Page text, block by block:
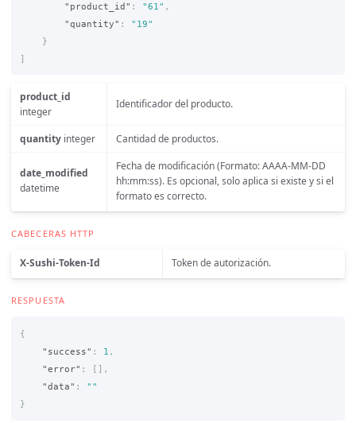
"product_id" : "61" ,
"quantity" :
"19"
}
]
product_id
integer
Identificador del producto.
quantityinteger Cantidad de productos.
date_modified
datetime
Fecha de modificación (Formato: AAAA-MM-DD
hh:mm:ss). Es opcional, solo aplica si existe y si el
formato es correcto.
CABECERAS HTTP
X-Sushi-Token-Id Token de autorización.
RESPUESTA
{
"success" : 1 ,
"error" :
[],
"data" :
""
}